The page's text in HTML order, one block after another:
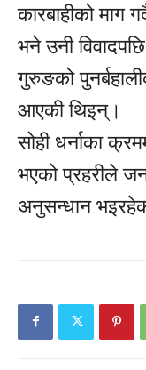
कारबाहीको माग
भने उनी
गुरुङको
आएकी थिइन्।
सोही धर्नाका
भएको प्रहरीले
अनुसन्धान